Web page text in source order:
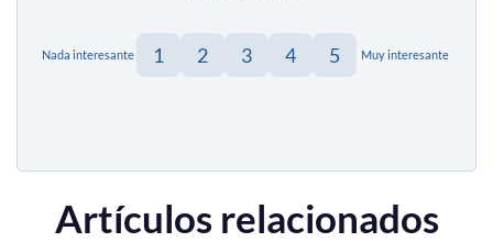
Nada interesante 1 2 3 4 5 Muy interesante
Artículos relacionados